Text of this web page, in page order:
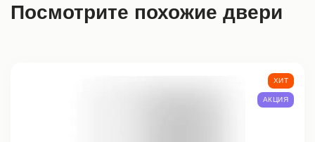
Посмотрите похожие двери
ХИТ
АКЦИЯ